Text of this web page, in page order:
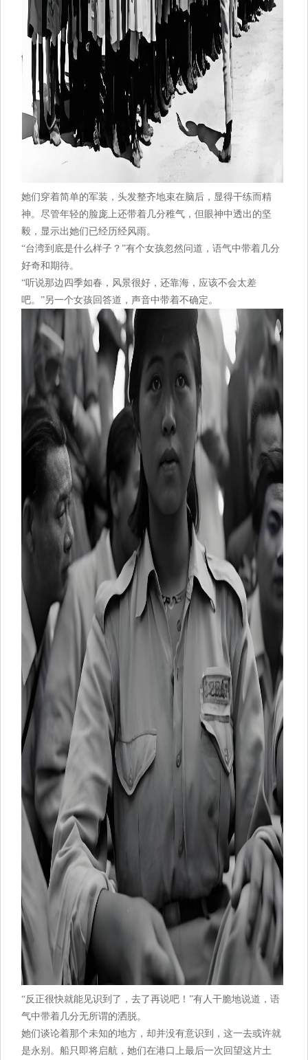
她们穿着简单的军装，头发整齐地束在脑后，显得干练而精
神。尽管年轻的脸庞上还带着几分稚气，但眼神中透出的坚
毅，显示出她们已经历经风雨。
“台湾到底是什么样子？”有个女孩忽然问道，语气中带着几分
好奇和期待。
“听说那边四季如春，风景很好，还靠海，应该不会太差
吧。”另一个女孩回答道，声音中带着不确定。
“反正很快就能见识到了，去了再说吧！”有人干脆地说道，语
气中带着几分无所谓的洒脱。
她们谈论着那个未知的地方，却并没有意识到，这一去或许就
是永别。船只即将启航，她们在港口上最后一次回望这片土